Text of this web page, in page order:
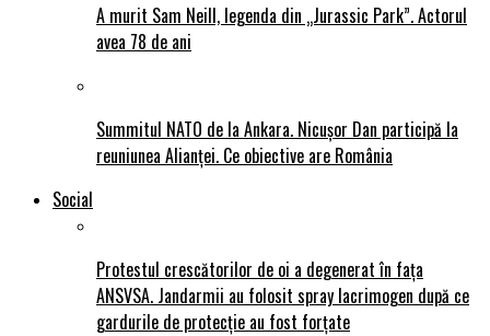
A murit Sam Neill, legenda din „Jurassic Park”. Actorul
avea 78 de ani
Summitul NATO de la Ankara. Nicușor Dan participă la
reuniunea Alianței. Ce obiective are România
Social
Protestul crescătorilor de oi a degenerat în fața
ANSVSA. Jandarmii au folosit spray lacrimogen după ce
gardurile de protecție au fost forțate